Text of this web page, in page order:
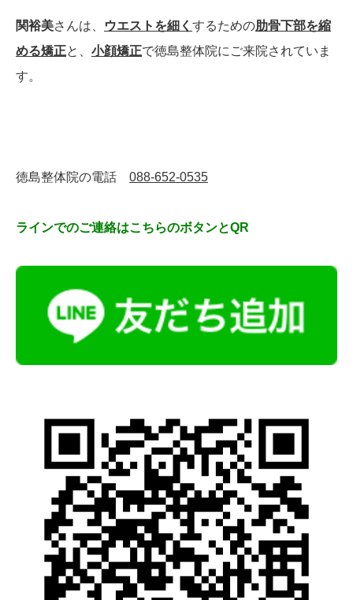
関裕美さんは、 ウエストを細く するための肋骨下部を縮
める矯正と、 小顔矯正で徳島整体院にご来院されていま
す。
徳島整体院の電話 088-652-0535
ラインでのご連絡はこちらのボタンとQR